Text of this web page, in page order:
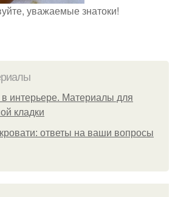
уважаемые знатоки!
в интерьере. Материалы для
кладки
ответы на ваши вопросы